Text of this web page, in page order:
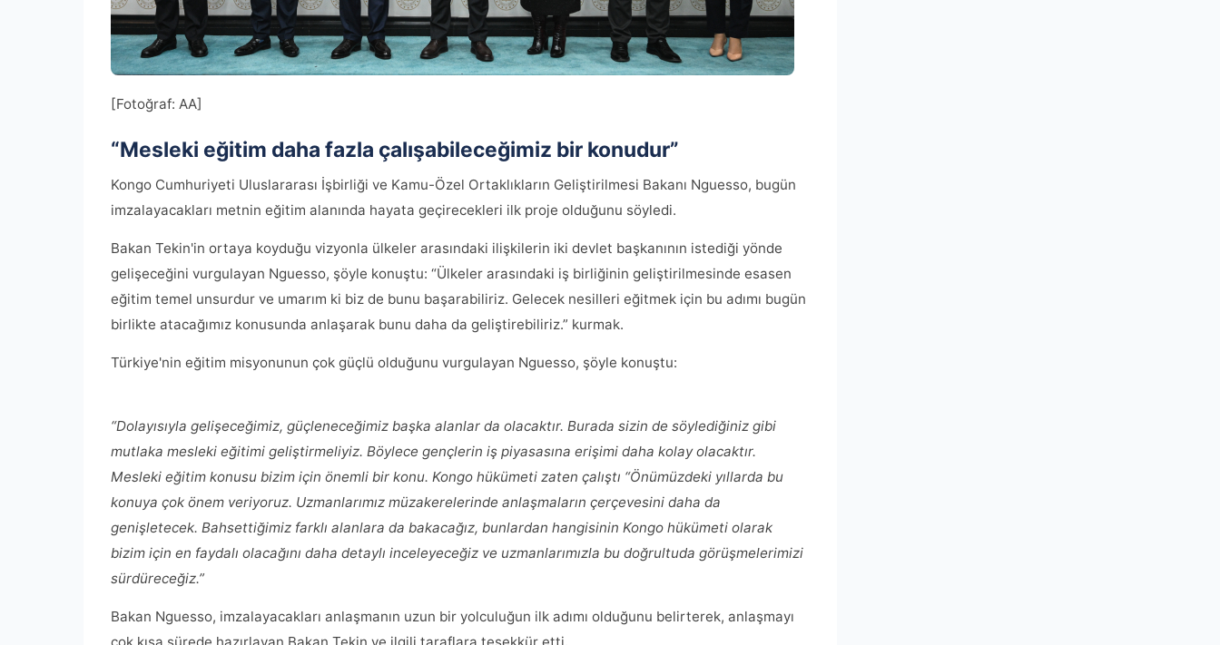
[Fotoğraf: AA]
“Mesleki eğitim daha fazla çalışabileceğimiz bir konudur”
Kongo Cumhuriyeti Uluslararası İşbirliği ve Kamu-Özel Ortaklıkların Geliştirilmesi Bakanı Nguesso, bugün
imzalayacakları metnin eğitim alanında hayata geçirecekleri ilk proje olduğunu söyledi.
Bakan Tekin'in ortaya koyduğu vizyonla ülkeler arasındaki ilişkilerin iki devlet başkanının istediği yönde
gelişeceğini vurgulayan Nguesso, şöyle konuştu: “Ülkeler arasındaki iş birliğinin geliştirilmesinde esasen
eğitim temel unsurdur ve umarım ki biz de bunu başarabiliriz. Gelecek nesilleri eğitmek için bu adımı bugün
birlikte atacağımız konusunda anlaşarak bunu daha da geliştirebiliriz.” kurmak.
Türkiye'nin eğitim misyonunun çok güçlü olduğunu vurgulayan Nguesso, şöyle konuştu:
“Dolayısıyla gelişeceğimiz, güçleneceğimiz başka alanlar da olacaktır. Burada sizin de söylediğiniz gibi
mutlaka mesleki eğitimi geliştirmeliyiz. Böylece gençlerin iş piyasasına erişimi daha kolay olacaktır.
Mesleki eğitim konusu bizim için önemli bir konu. Kongo hükümeti zaten çalıştı “Önümüzdeki yıllarda bu
konuya çok önem veriyoruz. Uzmanlarımız müzakerelerinde anlaşmaların çerçevesini daha da
genişletecek. Bahsettiğimiz farklı alanlara da bakacağız, bunlardan hangisinin Kongo hükümeti olarak
bizim için en faydalı olacağını daha detaylı inceleyeceğiz ve uzmanlarımızla bu doğrultuda görüşmelerimizi
sürdüreceğiz.”
Bakan Nguesso, imzalayacakları anlaşmanın uzun bir yolculuğun ilk adımı olduğunu belirterek, anlaşmayı